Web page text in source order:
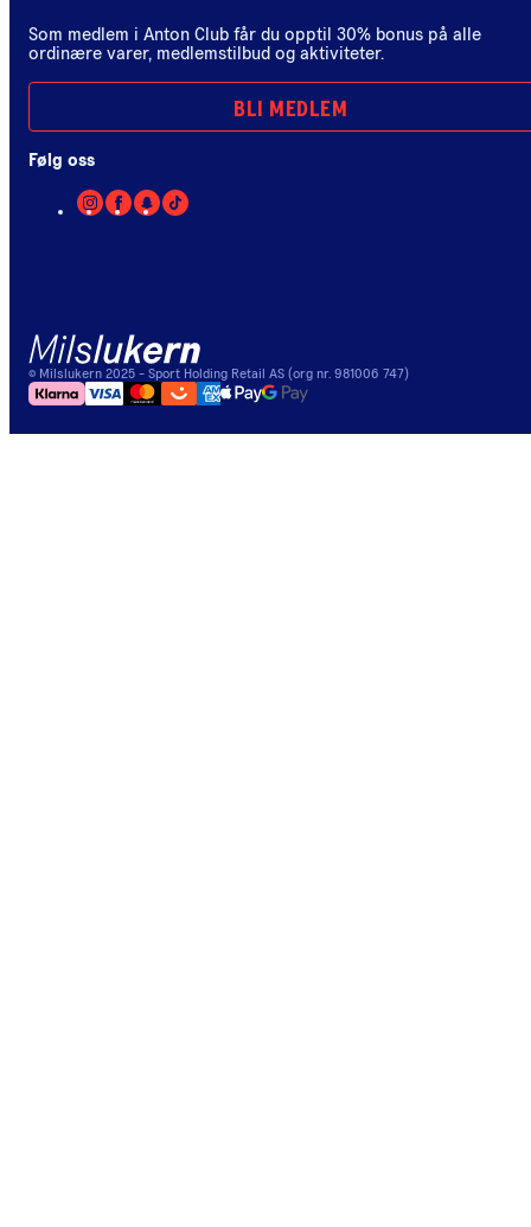
Som medlem i Anton Club får du opptil 30% bonus på alle
ordinære varer, medlemstilbud og aktiviteter.
BLI MEDLEM
Følg oss
© Milslukern 2025 - Sport Holding Retail AS (org nr. 981006 747)